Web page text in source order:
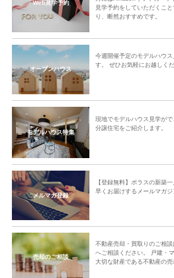
Web見学予約
見学予約をしていただくこ
り、断然おすすめです。
オープンハウス
今週開催予定のモデルハウ
す。 ぜひお気軽にお越しくだ
モデルハウス特集
現地でモデルハウス見学が
分譲住宅をご紹介します。
メルマガ登録
【登録無料】ポラスの新築
早くお届けするメールマガジ
売却のご相談
不動産売却・買取りのご相
へご相談ください。 戸建・
大切な財産である不動産の売